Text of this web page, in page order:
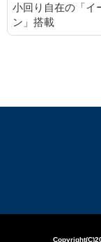
小回り自在の「イ
ン」搭載